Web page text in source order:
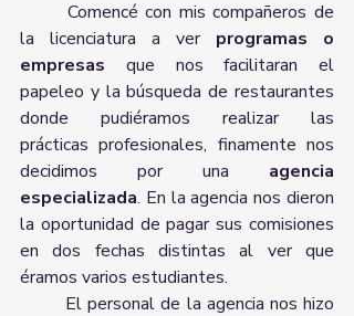
la licenciatura a ver programas o
empresas que nos facilitaran el
papeleo y la búsqueda de restaurantes
donde pudiéramos realizar las
prácticas profesionales, finamente nos
decidimos por una agencia
especializada. En la agencia nos dieron
la oportunidad de pagar sus comisiones
en dos fechas distintas al ver que
éramos varios estudiantes.